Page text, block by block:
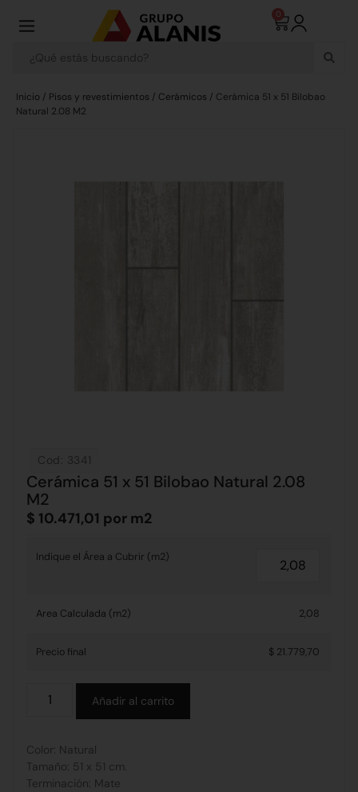
0
Inicio / Pisos y revestimientos / Cerámicos / Cerámica 51 x 51 Bilobao
Natural 2.08 M2
Cod: 3341
Cerámica 51 x 51 Bilobao Natural 2.08
M2
$ 10.471,01 por m2
Indique el Área a Cubrir (m2)
Area Calculada (m2) 2,08
Precio final $ 21.779,70
Añadir al carrito
Color: Natural
Tamaño: 51 x 51 cm.
Terminación: Mate